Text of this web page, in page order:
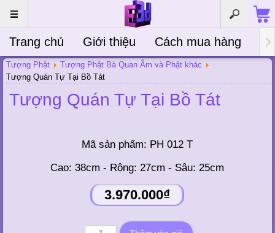
Trang chủ Giới thiệu Cách mua hàng
Tượng Phật
Tượng Phật Bà Quan Âm và Phật khác
Tượng Quán Tự Tại Bồ Tát
Tượng Quán Tự Tại Bồ Tát
Mã sản phẩm: PH 012 T
Cao: 38cm - Rộng: 27cm - Sâu: 25cm
3.970.000₫